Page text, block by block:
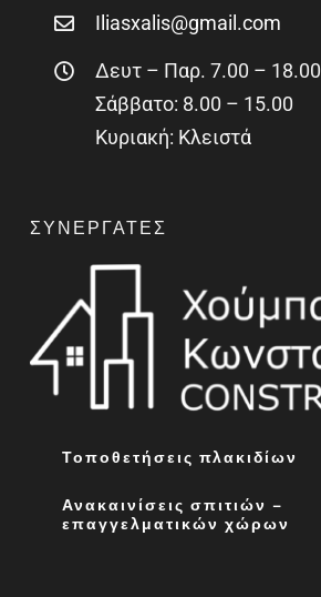
Iliasxalis@gmail.com
Δευτ – Παρ. 7.00 – 18.00
Σάββατο: 8.00 – 15.00
Κυριακή: Κλειστά
ΣΥΝΕΡΓΆΤΕΣ
Τοποθετήσεις πλακιδίων
Ανακαινίσεις σπιτιών –
επαγγελματικών χώρων